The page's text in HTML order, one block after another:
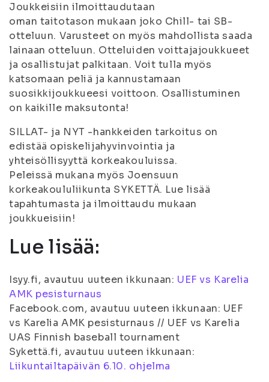
Joukkeisiin ilmoittaudutaan
oman taitotason mukaan joko Chill- tai SB-
otteluun. Varusteet on myös mahdollista saada
lainaan otteluun. Otteluiden voittajajoukkueet
ja osallistujat palkitaan. Voit tulla myös
katsomaan peliä ja kannustamaan
suosikkijoukkueesi voittoon. Osallistuminen
on kaikille maksutonta!
SILLAT- ja NYT -hankkeiden tarkoitus on
edistää opiskelijahyvinvointia ja
yhteisöllisyyttä korkeakouluissa.
Peleissä mukana myös Joensuun
korkeakoululiikunta SYKETTÄ. Lue lisää
tapahtumasta ja ilmoittaudu mukaan
joukkueisiin!
Lue lisää:
Isyy.fi, avautuu uuteen ikkunaan: UEF vs Karelia
AMK pesisturnaus
Facebook.com, avautuu uuteen ikkunaan: UEF
vs Karelia AMK pesisturnaus // UEF vs Karelia
UAS Finnish baseball tournament
Sykettä.fi, avautuu uuteen ikkunaan:
Liikuntailtapäivän 6.10. ohjelma